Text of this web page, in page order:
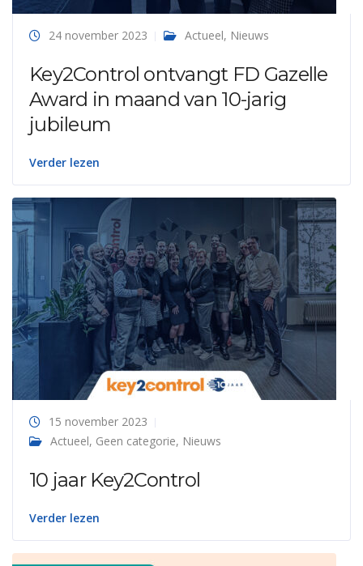
24 november 2023 Actueel, Nieuws
Key2Control ontvangt FD Gazelle
Award in maand van 10-jarig
jubileum
Verder lezen
15 november 2023
Actueel, Geen categorie, Nieuws
10 jaar Key2Control
Verder lezen